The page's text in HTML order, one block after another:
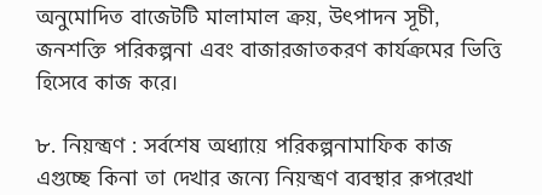
অনুমোদিত বাজেটটি মালামাল ক্রয়, উৎপাদন সূচী,
জনশক্তি পরিকল্পনা এবং বাজারজাতকরণ কার্যক্রমের ভিত্তি
হিসেবে কাজ করে।
৮. নিয়ন্ত্রণ : সর্বশেষ অধ্যায়ে পরিকল্পনামাফিক কাজ
এগুচ্ছে কিনা তা দেখার জন্যে নিয়ন্ত্রণ ব্যবস্থার রূপরেখা